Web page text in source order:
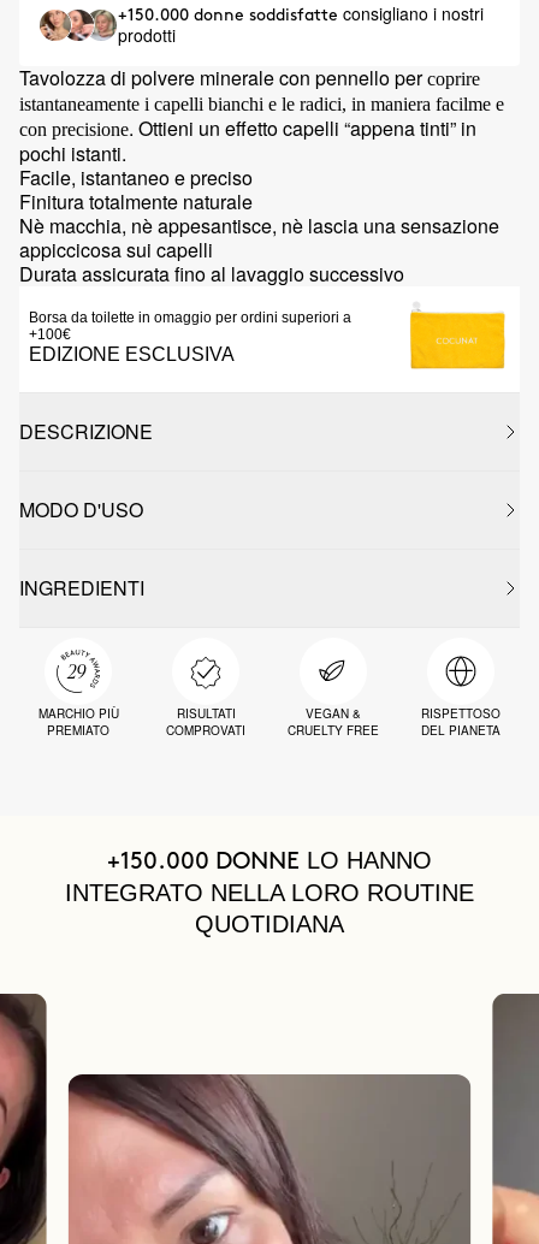
+150.000 donne soddisfatte consigliano i nostri
prodotti
Tavolozza di polvere minerale con pennello percoprire
istantaneamente i capelli bianchi e le radici, in maniera facilme e
con precisione. Ottieni un effetto capelli “appena tinti” in
pochi istanti.
Facile, istantaneo e preciso
Finitura totalmente naturale
Nè macchia, nè appesantisce, nè lascia una sensazione
appiccicosa sui capelli
Durata assicurata fino al lavaggio successivo
Borsa da toilette in omaggio per ordini superiori a
+100€
EDIZIONE ESCLUSIVA
DESCRIZIONE
MODO D'USO
INGREDIENTI
MARCHIO PIÙ
PREMIATO
RISULTATI
COMPROVATI
VEGAN &
CRUELTY FREE
RISPETTOSO
DEL PIANETA
+150.000 DONNE LO HANNO
INTEGRATO NELLA LORO ROUTINE
QUOTIDIANA